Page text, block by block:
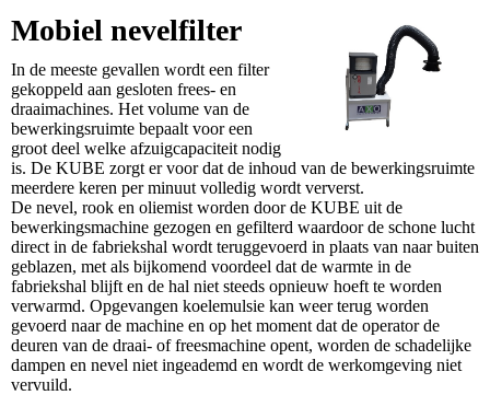
Mobiel nevelfilter
In de meeste gevallen wordt een filter
gekoppeld aan gesloten frees- en
draaimachines. Het volume van de
bewerkingsruimte bepaalt voor een
groot deel welke afzuigcapaciteit nodig
is. De KUBE zorgt er voor dat de inhoud van de bewerkingsruimte
meerdere keren per minuut volledig wordt ververst.
De nevel, rook en oliemist worden door de KUBE uit de
bewerkingsmachine gezogen en gefilterd waardoor de schone lucht
direct in de fabriekshal wordt teruggevoerd in plaats van naar buiten
geblazen, met als bijkomend voordeel dat de warmte in de
fabriekshal blijft en de hal niet steeds opnieuw hoeft te worden
verwarmd. Opgevangen koelemulsie kan weer terug worden
gevoerd naar de machine en op het moment dat de operator de
deuren van de draai- of freesmachine opent, worden de schadelijke
dampen en nevel niet ingeademd en wordt de werkomgeving niet
vervuild.